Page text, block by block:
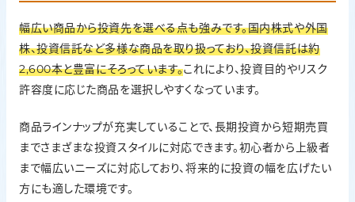
幅広い商品から投資先を選べる点も強みです。国内株式や外国
株、投資信託など多様な商品を取り扱っており、投資信託は約
2,600本と豊富にそろっています。これにより、投資目的やリスク
許容度に応じた商品を選択しやすくなっています。
商品ラインナップが充実していることで、長期投資から短期売買
までさまざまな投資スタイルに対応できます。初心者から上級者
まで幅広いニーズに対応しており、将来的に投資の幅を広げたい
方にも適した環境です。